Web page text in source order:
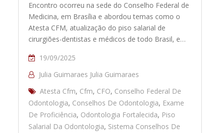
Encontro ocorreu na sede do Conselho Federal de
Medicina, em Brasília e abordou temas como o
Atesta CFM, atualização do piso salarial de
cirurgiões-dentistas e médicos de todo Brasil, e…
19/09/2025
Julia Guimaraes Julia Guimaraes
Atesta Cfm, Cfm, CFO, Conselho Federal De
Odontologia, Conselhos De Odontologia, Exame
De Proficiência, Odontologia Fortalecida, Piso
Salarial Da Odontologia, Sistema Conselhos De